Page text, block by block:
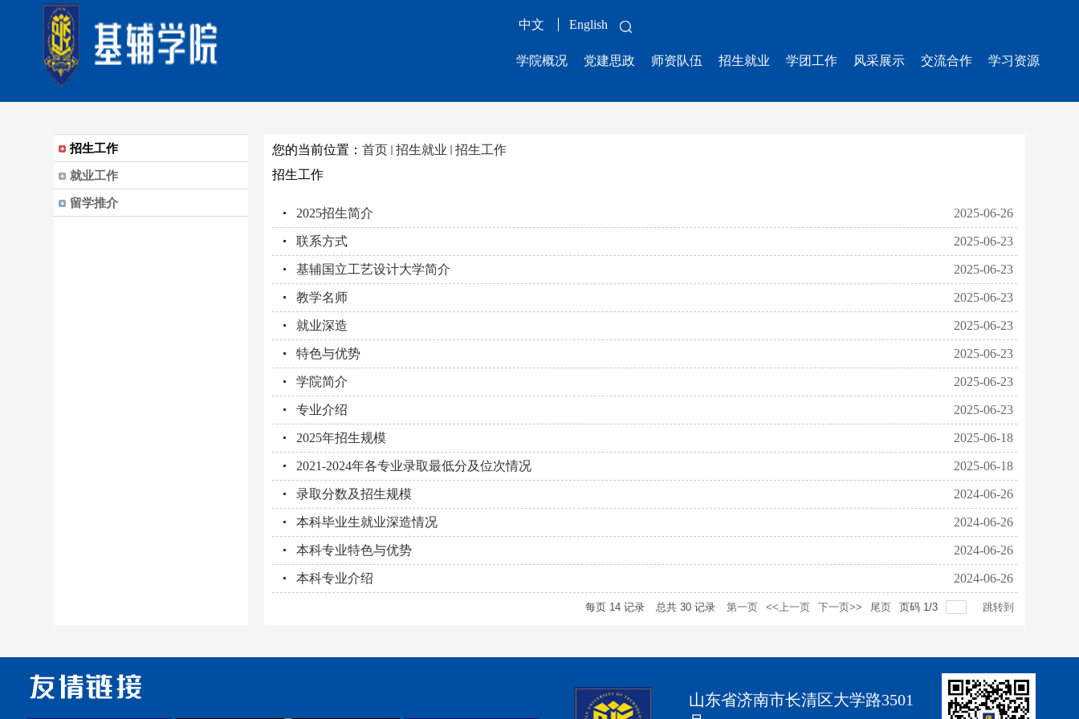
中文 English
学院概况 党建思政 师资队伍 招生就业 学团工作 风采展示 交流合作 学习资源
招生工作
就业工作
留学推介
您的当前位置：首页 招生就业
招生工作
招生工作
2025招生简介 2025-06-26
联系方式 2025-06-23
基辅国立工艺设计大学简介 2025-06-23
教学名师 2025-06-23
就业深造 2025-06-23
特色与优势 2025-06-23
学院简介 2025-06-23
专业介绍 2025-06-23
2025年招生规模 2025-06-18
2021-2024年各专业录取最低分及位次情况 2025-06-18
录取分数及招生规模 2024-06-26
本科毕业生就业深造情况 2024-06-26
本科专业特色与优势 2024-06-26
本科专业介绍 2024-06-26
每页 14记录 总共 30记录 第一页 <<上一页 下一页>> 尾页 页码 1/3 跳转到
山东省济南市长清区大学路3501